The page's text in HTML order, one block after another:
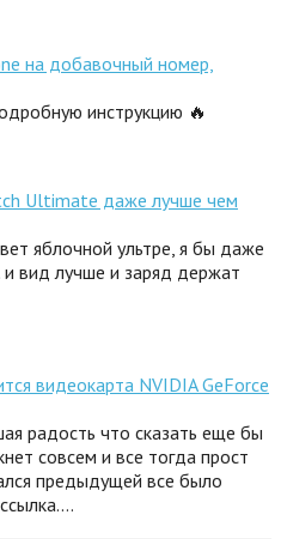
на добавочный номер,
инструкцию 🔥
Ultimate даже лучше чем
яблочной ультре, я бы даже
и вид лучше и заряд держат
видеокарта NVIDIA GeForce
радость что сказать еще бы
совсем и все тогда прост
предыдущей все было